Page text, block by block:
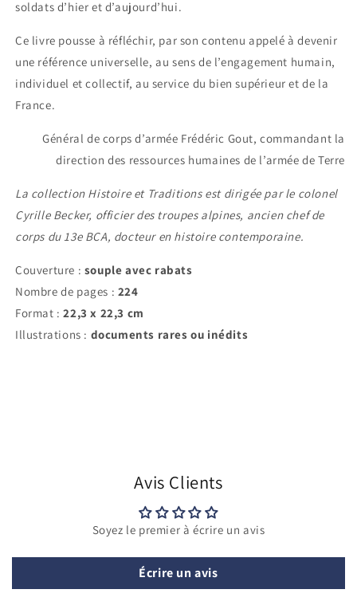
soldats d’hier et d’aujourd’hui.
Ce livre pousse à réfléchir, par son contenu appelé à devenir
une référence universelle, au sens de l’engagement humain,
individuel et collectif, au service du bien supérieur et de la
France.
Général de corps d’armée Frédéric Gout, commandant la
direction des ressources humaines de l’armée de Terre
La collection Histoire et Traditions est dirigée par le colonel
Cyrille Becker, officier des troupes alpines, ancien chef de
corps du 13e BCA, docteur en histoire contemporaine.
Couverture : souple avec rabats
Nombre de pages : 224
Format : 22,3 x 22,3 cm
Illustrations : documents rares ou inédits
Avis Clients
Soyez le premier à écrire un avis
Écrire un avis